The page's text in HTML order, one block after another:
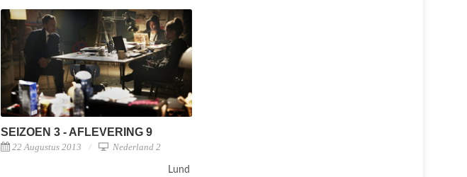
SEIZOEN 3 - AFLEVERING 9
22 Augustus 2013 Nederland 2
Lund